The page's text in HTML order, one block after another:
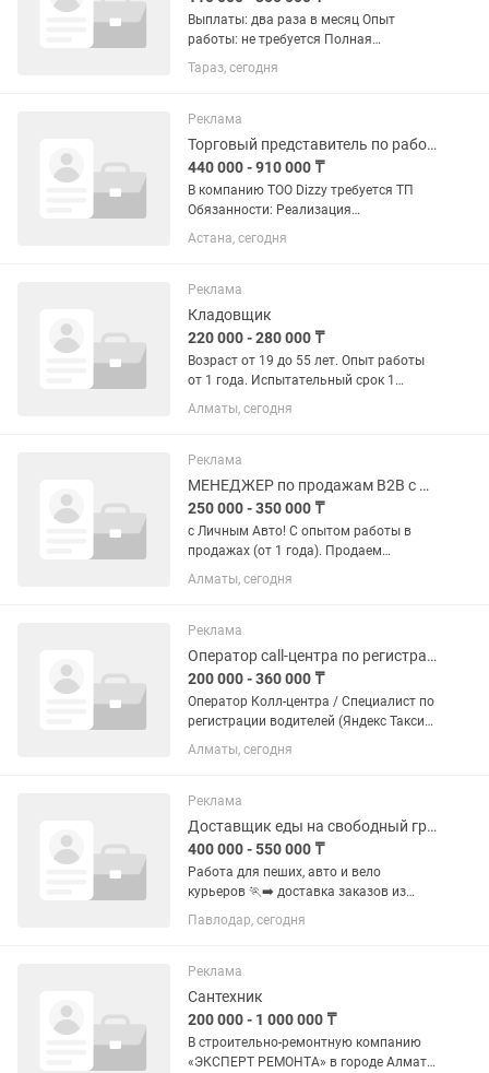
Выплаты: два раза в месяц Опыт
работы: не требуется Полная
занятость График: 5/2 Рабочие часы: 8
Возрастная категория: 18-35 лет
работодателя Зарабатывай от 110 000
до...
Тараз, сегодня
Реклама
Торговый представитель по работе с розницей
440 000 - 910 000 ₸
В компанию ТОО Dizzy требуется ТП
Обязанности: Реализация
безалкогольных напитков на
вверенной территории. Оформление
Заключения договоров поставок,
договоров...
Астана, сегодня
Реклама
Кладовщик
220 000 - 280 000 ₸
Возраст от 19 до 55 лет. Опыт работы
от 1 года. Испытательный срок 1
месяц, после контракт минимум на 1
упаковка заказов опт и...
Алматы, сегодня
Реклама
МЕНЕДЖЕР по продажам B2B с Личным Авто!
250 000 - 350 000 ₸
с Личным Авто! С опытом работы в
продажах (от 1 года). Продаем
компьютерную периферию( кабели,
переходники, мыши, клавиатуры и др.)
250 000тг. в месяц,...
Алматы, сегодня
Реклама
Оператор call-центра по регистрации водителей Яндекс Такси
200 000 - 360 000 ₸
Оператор Колл-центра / Специалист по
регистрации водителей (Яндекс Такси)
Мы таксопарк «DRIVE TAXI». Мы ищем
шустрого, общительного и
Колл Центра, который готов...
Алматы, сегодня
Реклама
Доставщик еды на свободный график
400 000 - 550 000 ₸
Работа для пеших, авто и вело
курьеров 🏃➡️ доставка заказов из
кафе, ресторанов и точек быстрого
питания 🕞 смены по 4-6 часов 💸
смартфон, возраст от 18 до 55...
Павлодар, сегодня
Реклама
Сантехник
200 000 - 1 000 000 ₸
В строительно-ремонтную компанию
«ЭКСПЕРТ РЕМОНТА» в городе Алматы